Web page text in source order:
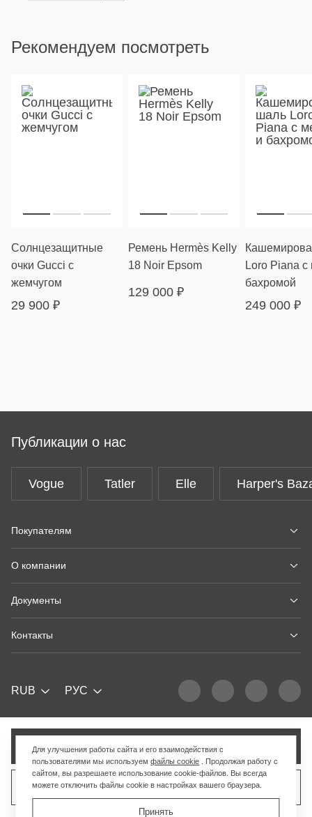
Добавить в корзину
Продать похожий товар
Рекомендуем посмотреть
Солнцезащитные
очки Gucci с
жемчугом
29 900 ₽
Ремень Hermès Kelly
18 Noir Epsom
129 000 ₽
Loro Piana
бахромой
249 000 ₽
Публикации о нас
Vogue Tatler Elle Harper's
Покупателям
О компании
Документы
Контакты
RUB РУС
Для улучшения работы сайта и его взаимодействия с
пользователями мы используемфайлы cookie . Продолжая работу с
сайтом, вы разрешаете использование cookie-файлов. Вы всегда
можете отключить файлы cookie в настройках вашего браузера.
Принять